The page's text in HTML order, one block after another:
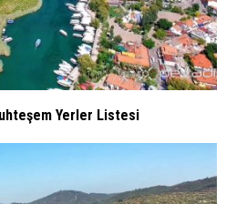
Yerler Listesi